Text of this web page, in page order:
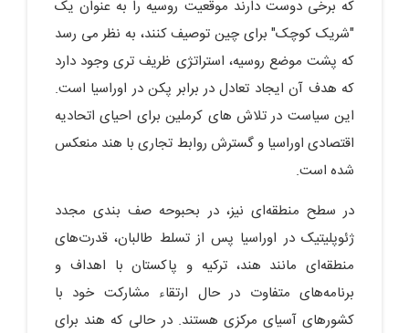
که برخی دوست دارند موقعیت روسیه را به عنوان یک
"شریک کوچک" برای چین توصیف کنند، به نظر می رسد
که پشت موضع روسیه، استراتژی ظریف تری وجود دارد
که هدف آن ایجاد تعادل در برابر پکن در اوراسیا است.
این سیاست در تلاش های کرملین برای احیای اتحادیه
اقتصادی اوراسیا و گسترش روابط تجاری با هند منعکس
شده است.
در سطح منطقه‌ای نیز، در بحبوحه صف بندی مجدد
ژئوپلیتیک در اوراسیا پس از تسلط طالبان، قدرت‌های
منطقه‌ای مانند هند، ترکیه و پاکستان با اهداف و
برنامه‌های متفاوت در حال ارتقاء مشارکت خود با
کشورهای آسیای مرکزی هستند. در حالی که هند برای